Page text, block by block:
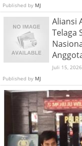
Published by MJ
Aliansi
Telaga
Juli 15,
Published by MJ